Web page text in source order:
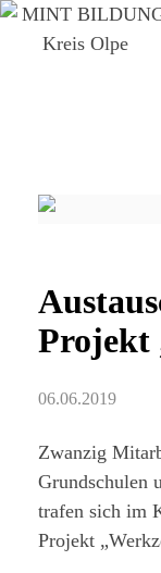
Projekt
06.06.2019
Zwanzig
Grundschulen
trafen sich im
Projekt